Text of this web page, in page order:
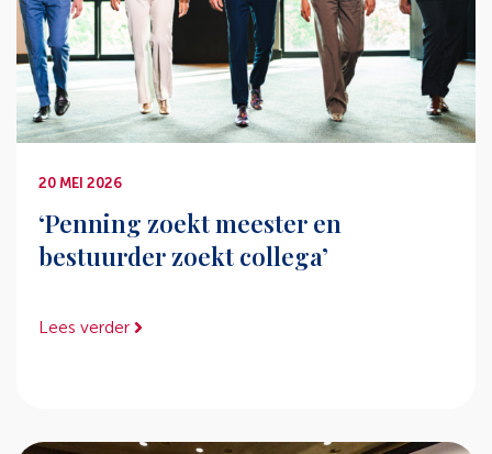
20 MEI 2026
‘Penning zoekt meester en
bestuurder zoekt collega’
Lees verder